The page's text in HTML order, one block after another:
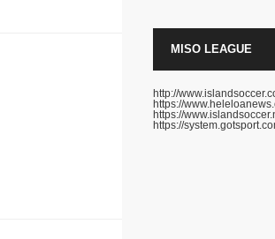
MISO LEAGUE
http://
https://
https://
https://